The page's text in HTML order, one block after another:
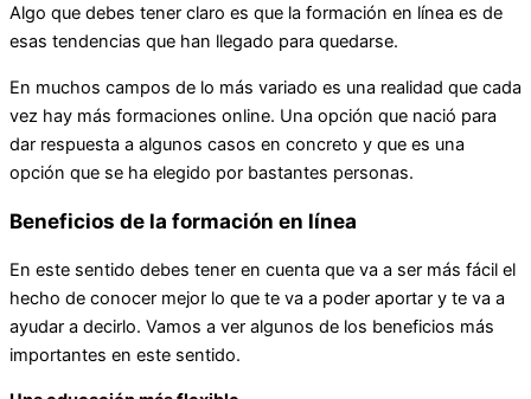
Algo que debes tener claro es que la formación en línea es de
esas tendencias que han llegado para quedarse.
En muchos campos de lo más variado es una realidad que cada
vez hay más formaciones online. Una opción que nació para
dar respuesta a algunos casos en concreto y que es una
opción que se ha elegido por bastantes personas.
Beneficios de la formación en línea
En este sentido debes tener en cuenta que va a ser más fácil el
hecho de conocer mejor lo que te va a poder aportar y te va a
ayudar a decirlo. Vamos a ver algunos de los beneficios más
importantes en este sentido.